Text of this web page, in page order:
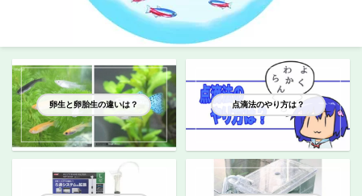
卵生と卵胎生の違いは？ 点滴法のやり方は？